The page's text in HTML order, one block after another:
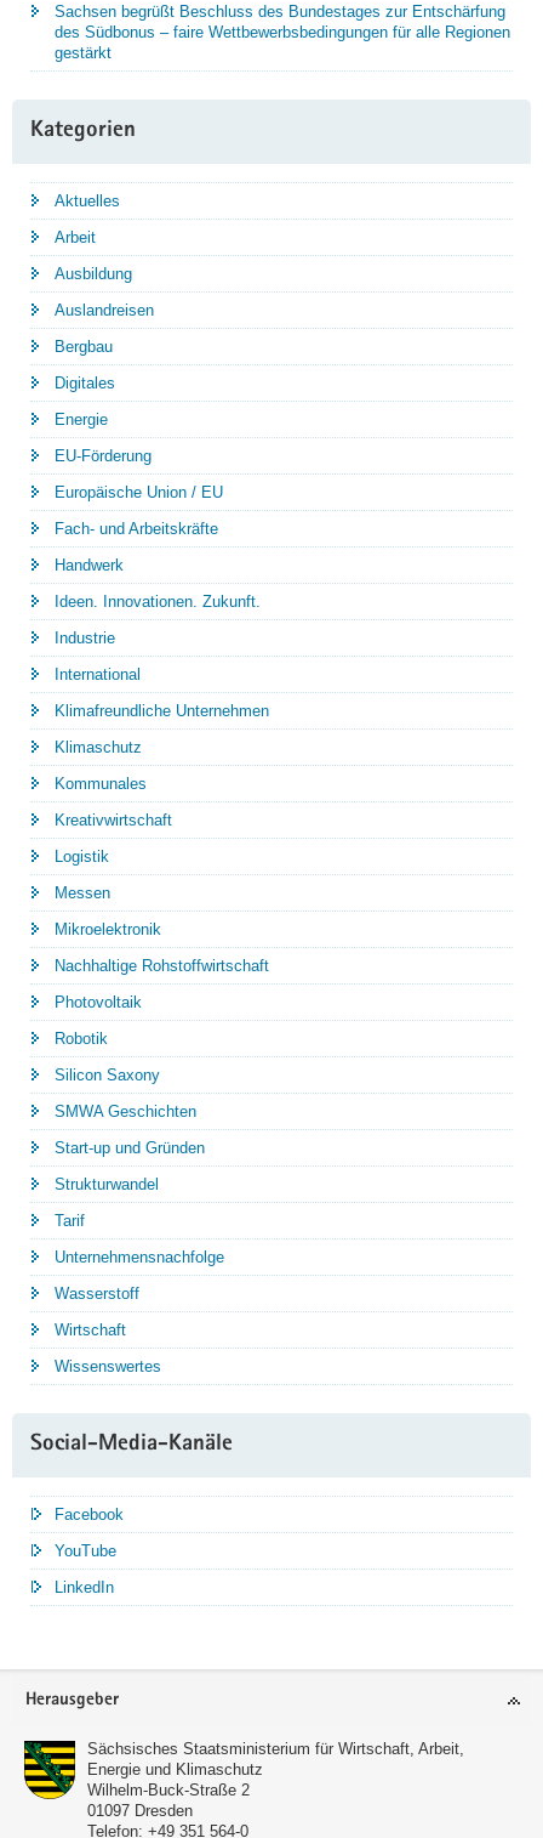
Sachsen begrüßt Beschluss des Bundestages zur Entschärfung
des Südbonus – faire Wettbewerbsbedingungen für alle Regionen
gestärkt
Kategorien
Aktuelles
Arbeit
Ausbildung
Auslandreisen
Bergbau
Digitales
Energie
EU-Förderung
Europäische Union / EU
Fach- und Arbeitskräfte
Handwerk
Ideen. Innovationen. Zukunft.
Industrie
International
Klimafreundliche Unternehmen
Klimaschutz
Kommunales
Kreativwirtschaft
Logistik
Messen
Mikroelektronik
Nachhaltige Rohstoffwirtschaft
Photovoltaik
Robotik
Silicon Saxony
SMWA Geschichten
Start-up und Gründen
Strukturwandel
Tarif
Unternehmensnachfolge
Wasserstoff
Wirtschaft
Wissenswertes
Social-Media-Kanäle
Facebook
YouTube
LinkedIn
Service
Herausgeber
Sächsisches Staatsministerium für Wirtschaft, Arbeit,
Energie und Klimaschutz
Wilhelm-Buck-Straße 2
01097 Dresden
Telefon: +49 351 564-0